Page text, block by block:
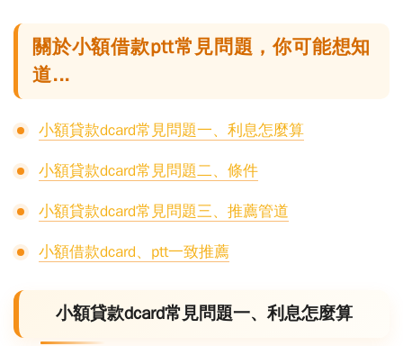
關於小額借款ptt常見問題，你可能想知
道...
小額貸款dcard常見問題一、利息怎麼算
小額貸款dcard常見問題二、條件
小額貸款dcard常見問題三、推薦管道
小額借款dcard、ptt一致推薦
小額貸款dcard常見問題一、利息怎麼算